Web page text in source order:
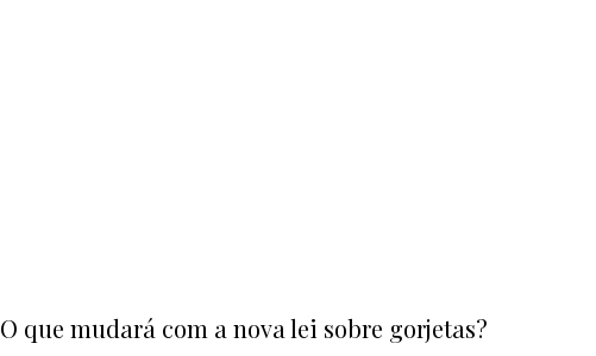
O que mudará com a nova lei sobre gorjetas?